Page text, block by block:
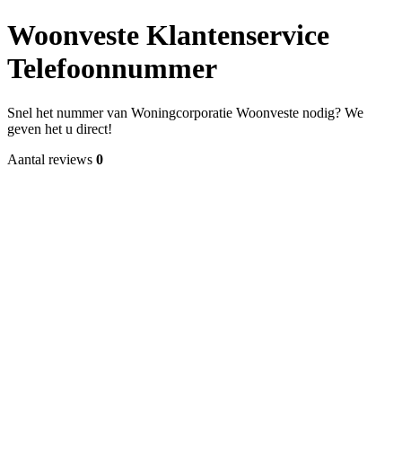
Woonveste Klantenservice
Telefoonnummer
Snel het nummer van Woningcorporatie Woonveste nodig? We
geven het u direct!
Aantal reviews 0